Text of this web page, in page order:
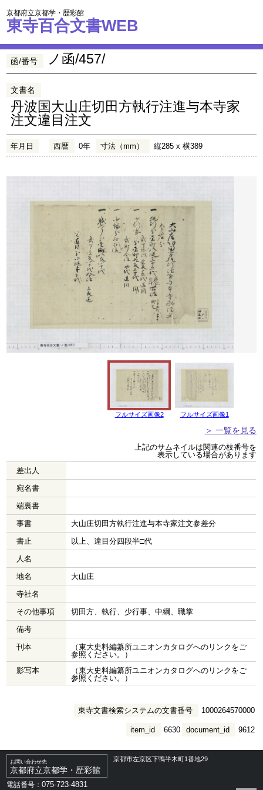
京都府立京都学・歴彩館
東寺百合文書WEB
函/番号 ノ函/457/
文書名
丹波国大山庄切田方執行注進与本寺家
注文違目注文
年月日 西暦 0年 寸法（mm） 縦285 x 横389
フルサイズ画像2 フルサイズ画像1
＞ 一覧を見る
上記のサムネイルは関連の枝番号を
表示している場合があります
差出人
宛名書
端裏書
事書
大山庄切田方執行注進与本寺家注文参差分
書止
以上、違目分四段半□代
人名
地名
大山庄
寺社名
その他事項
切田方、執行、少行事、中綱、職掌
備考
刊本
（東大史料編纂所ユニオンカタログへのリンクをご
参照ください。）
影写本
（東大史料編纂所ユニオンカタログへのリンクをご
参照ください。）
東寺文書検索システムの文書番号 1000264570000
document_id 9612
item_id 6630
お問い合わせ先
京都府立京都学・歴彩館
京都市左京区下鴨半木町1番地29
電話番号：075-723-4831